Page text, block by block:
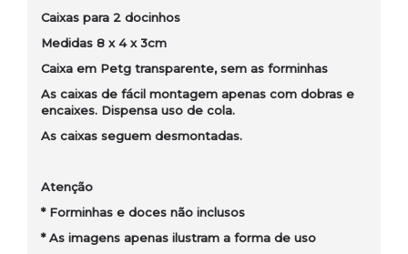
Caixas para 2 docinhos
Medidas 8 x 4 x 3cm
Caixa em Petg transparente, sem as forminhas
As caixas de fácil montagem apenas com dobras e
encaixes. Dispensa uso de cola.
As caixas seguem desmontadas.
Atenção
* Forminhas e doces não inclusos
* As imagens apenas ilustram a forma de uso